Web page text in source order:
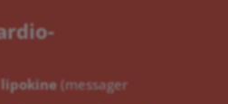
lipokine(messager